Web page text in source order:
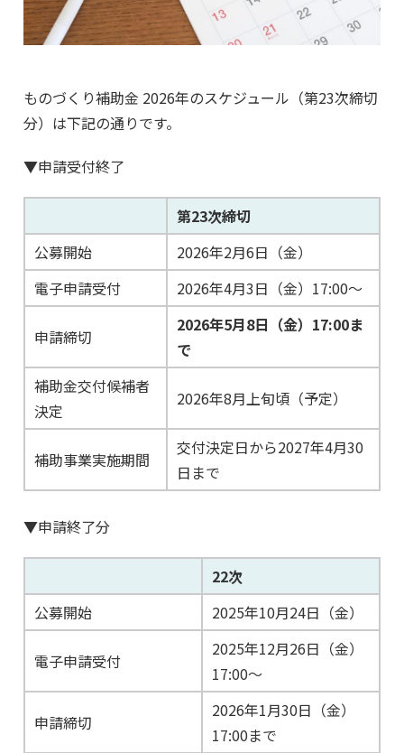
ものづくり補助金 2026年のスケジュール（第23次締切
分）は下記の通りです。
▼申請受付終了
第23次締切
公募開始
2026年2月6日（金）
電子申請受付
2026年4月3日（金）17:00～
申請締切
2026年5月8日（金）17:00ま
で
補助金交付候補者
決定
2026年8月上旬頃（予定）
補助事業実施期間
交付決定日から2027年4月30
日まで
▼申請終了分
22次
公募開始
2025年10月24日（金）
電子申請受付
2025年12月26日（金）
17:00～
申請締切
2026年1月30日（金）
17:00まで